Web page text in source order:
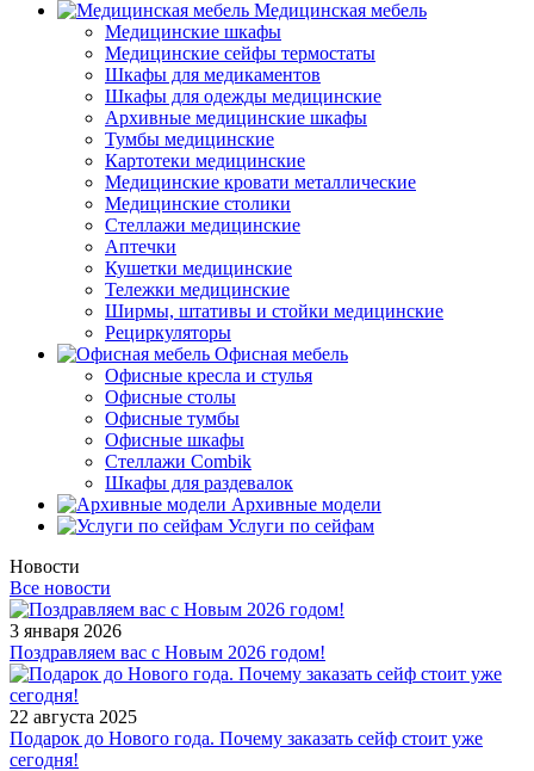
Медицинская мебель
Медицинские шкафы
Медицинские сейфы термостаты
Шкафы для медикаментов
Шкафы для одежды медицинские
Архивные медицинские шкафы
Тумбы медицинские
Картотеки медицинские
Медицинские кровати металлические
Медицинские столики
Стеллажи медицинские
Аптечки
Кушетки медицинские
Тележки медицинские
Ширмы, штативы и стойки медицинские
Рециркуляторы
Офисная мебель
Офисные кресла и стулья
Офисные столы
Офисные тумбы
Офисные шкафы
Стеллажи Combik
Шкафы для раздевалок
Архивные модели
Услуги по сейфам
Новости
Все новости
3 января 2026
Поздравляем вас с Новым 2026 годом!
22 августа 2025
Подарок до Нового года. Почему заказать сейф стоит уже
сегодня!